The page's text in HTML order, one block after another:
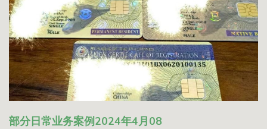
部分日常业务案例2024年4月08